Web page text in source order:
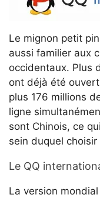
Le mignon petit
aussi familier aux
occidentaux. Plus
ont déjà été
plus 176 millions
ligne
sont Chinois, ce
sein duquel
Le QQ
La version